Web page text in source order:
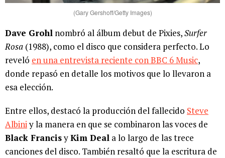
(Gary Gershoff/Getty Images)
Dave Grohl nombró al álbum debut de Pixies,Surfer
Rosa (1988), como el disco que considera perfecto. Lo
reveló en una entrevista reciente con BBC 6 Music,
donde repasó en detalle los motivos que lo llevaron a
esa elección.
Entre ellos, destacó la producción del fallecido Steve
Albiniy la manera en que se combinaron las voces de
Black FrancisyKim Deal a lo largo de las trece
canciones del disco. También resaltó que la escritura de